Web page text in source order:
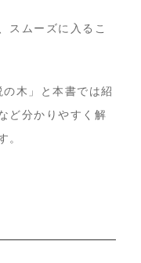
スムーズに入るこ
木」と本書では紹
ど分かりやすく解
。